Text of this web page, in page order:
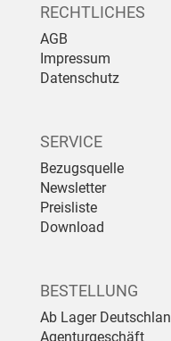
RECHTLICHES
AGB
Impressum
Datenschutz
SERVICE
Bezugsquelle
Newsletter
Preisliste
Download
BESTELLUNG
Ab Lager
Agenturgeschäft